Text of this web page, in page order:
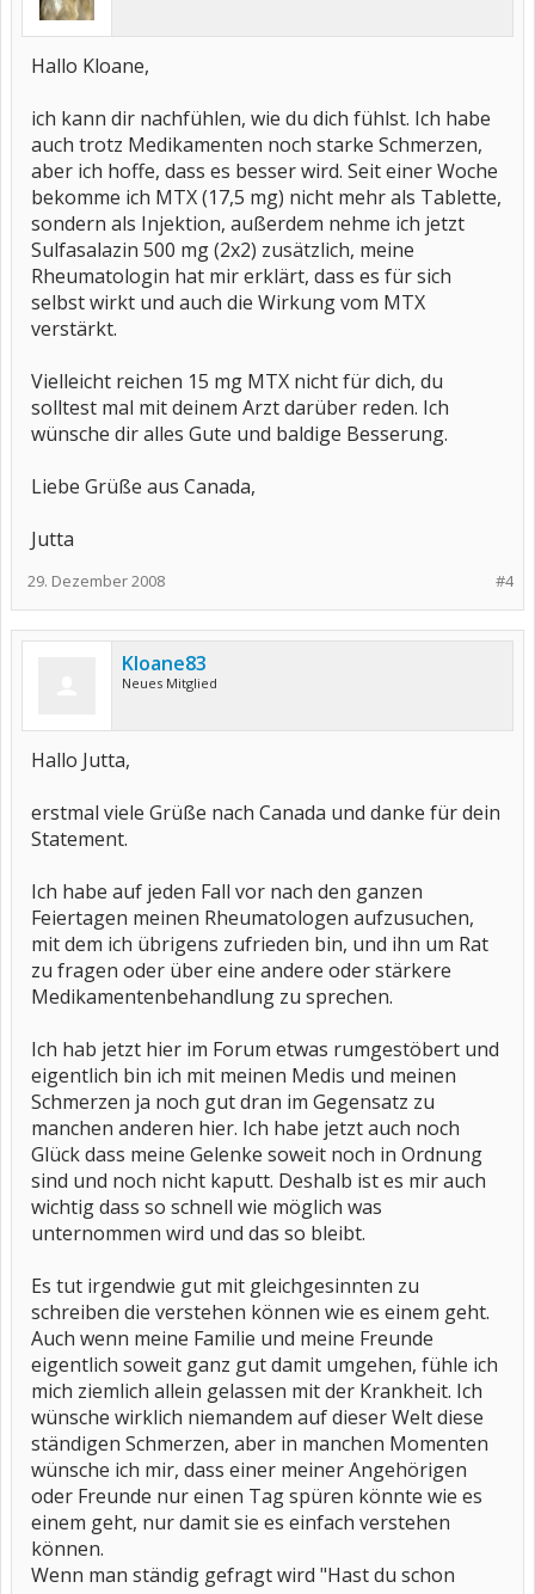
Hallo Kloane,
ich kann dir nachfühlen, wie du dich fühlst. Ich habe
auch trotz Medikamenten noch starke Schmerzen,
aber ich hoffe, dass es besser wird. Seit einer Woche
bekomme ich MTX (17,5 mg) nicht mehr als Tablette,
sondern als Injektion, außerdem nehme ich jetzt
Sulfasalazin 500 mg (2x2) zusätzlich, meine
Rheumatologin hat mir erklärt, dass es für sich
selbst wirkt und auch die Wirkung vom MTX
verstärkt.
Vielleicht reichen 15 mg MTX nicht für dich, du
solltest mal mit deinem Arzt darüber reden. Ich
wünsche dir alles Gute und baldige Besserung.
Liebe Grüße aus Canada,
Jutta
#4
29. Dezember 2008
Kloane83
Neues Mitglied
Hallo Jutta,
erstmal viele Grüße nach Canada und danke für dein
Statement.
Ich habe auf jeden Fall vor nach den ganzen
Feiertagen meinen Rheumatologen aufzusuchen,
mit dem ich übrigens zufrieden bin, und ihn um Rat
zu fragen oder über eine andere oder stärkere
Medikamentenbehandlung zu sprechen.
Ich hab jetzt hier im Forum etwas rumgestöbert und
eigentlich bin ich mit meinen Medis und meinen
Schmerzen ja noch gut dran im Gegensatz zu
manchen anderen hier. Ich habe jetzt auch noch
Glück dass meine Gelenke soweit noch in Ordnung
sind und noch nicht kaputt. Deshalb ist es mir auch
wichtig dass so schnell wie möglich was
unternommen wird und das so bleibt.
Es tut irgendwie gut mit gleichgesinnten zu
schreiben die verstehen können wie es einem geht.
Auch wenn meine Familie und meine Freunde
eigentlich soweit ganz gut damit umgehen, fühle ich
mich ziemlich allein gelassen mit der Krankheit. Ich
wünsche wirklich niemandem auf dieser Welt diese
ständigen Schmerzen, aber in manchen Momenten
wünsche ich mir, dass einer meiner Angehörigen
oder Freunde nur einen Tag spüren könnte wie es
einem geht, nur damit sie es einfach verstehen
können.
Wenn man ständig gefragt wird "Hast du schon